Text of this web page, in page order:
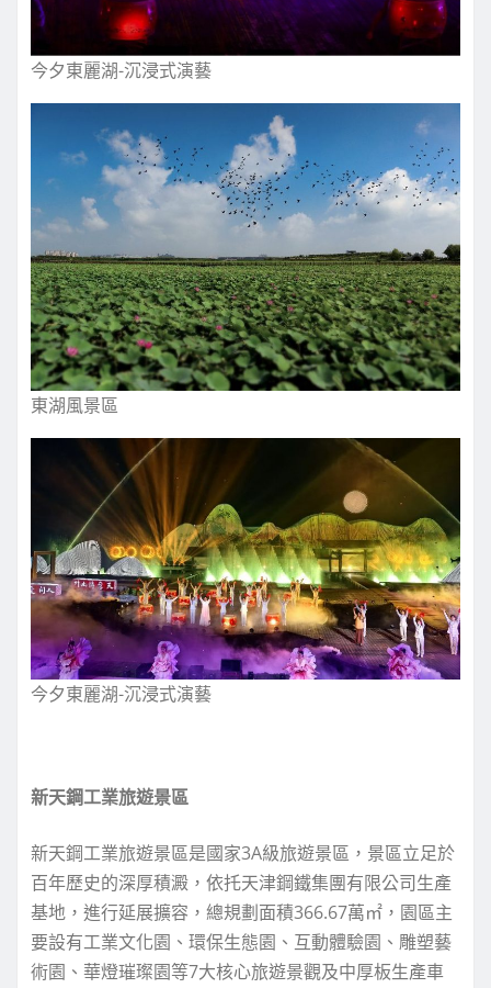
今夕東麗湖-沉浸式演藝
東湖風景區
今夕東麗湖-沉浸式演藝
新天鋼工業旅遊景區
新天鋼工業旅遊景區是國家3A級旅遊景區，景區立足於
百年歷史的深厚積澱，依托天津鋼鐵集團有限公司生產
基地，進行延展擴容，總規劃面積366.67萬㎡，園區主
要設有工業文化園、環保生態園、互動體驗園、雕塑藝
術園、華燈璀璨園等7大核心旅遊景觀及中厚板生產車